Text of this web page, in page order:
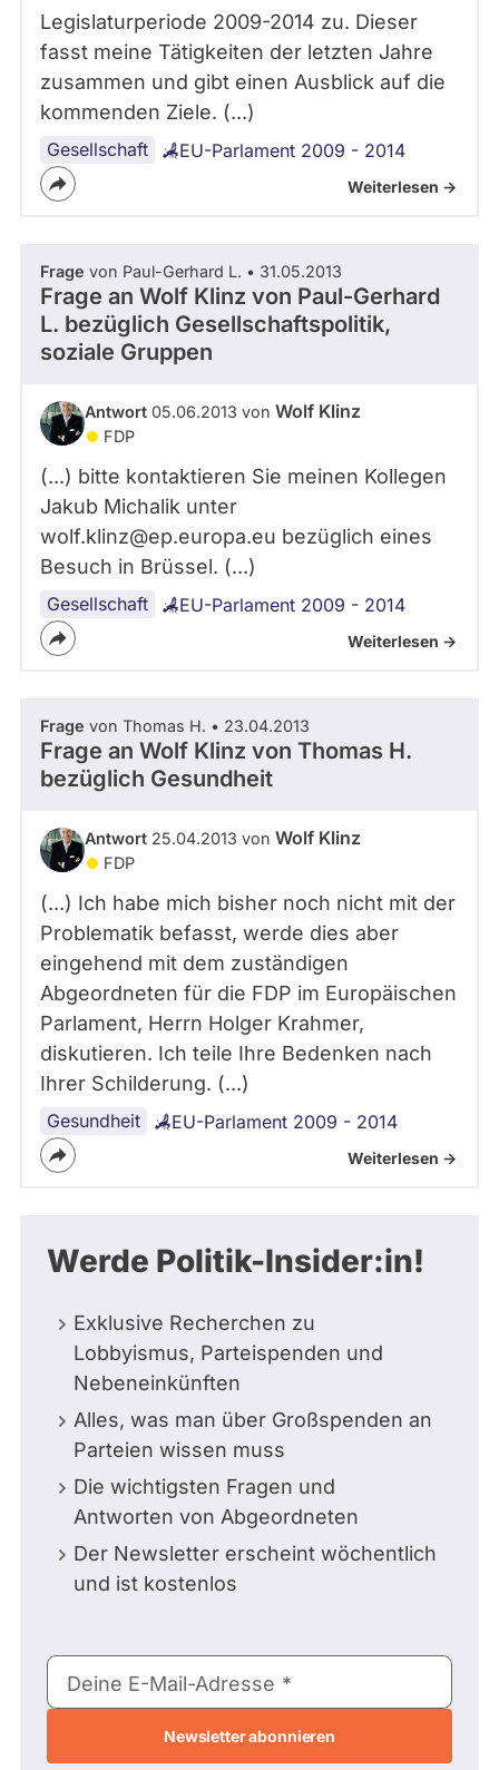
Legislaturperiode 2009-2014 zu. Dieser
fasst meine Tätigkeiten der letzten Jahre
zusammen und gibt einen Ausblick auf die
kommenden Ziele. (...)
Gesellschaft EU-Parlament 2009 - 2014
Weiterlesen ->
Frage von Paul-Gerhard L. • 31.05.2013
Frage an Wolf Klinz von Paul-Gerhard
L. bezüglich Gesellschaftspolitik,
soziale Gruppen
Antwort 05.06.2013 von Wolf Klinz
FDP
(...) bitte kontaktieren Sie meinen Kollegen
Jakub Michalik unter
wolf.klinz@ep.europa.eu bezüglich eines
Besuch in Brüssel. (...)
Gesellschaft EU-Parlament 2009 - 2014
Weiterlesen ->
Frage von Thomas H. • 23.04.2013
Frage an Wolf Klinz von Thomas H.
bezüglich Gesundheit
Antwort 25.04.2013 von Wolf Klinz
FDP
(...) Ich habe mich bisher noch nicht mit der
Problematik befasst, werde dies aber
eingehend mit dem zuständigen
Abgeordneten für die FDP im Europäischen
Parlament, Herrn Holger Krahmer,
diskutieren. Ich teile Ihre Bedenken nach
Ihrer Schilderung. (...)
Gesundheit EU-Parlament 2009 - 2014
Weiterlesen ->
Werde Politik-Insider:in!
Exklusive Recherchen zu
Lobbyismus, Parteispenden und
Nebeneinkünften
Alles, was man über Großspenden an
Parteien wissen muss
Die wichtigsten Fragen und
Antworten von Abgeordneten
Der Newsletter erscheint wöchentlich
und ist kostenlos
E-
Mail-
Deine E-Mail-Adresse